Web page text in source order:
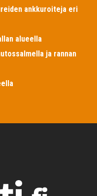
ankkuroiteja eri
alueella
ja rannan